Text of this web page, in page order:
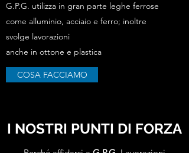
G.P.G. utilizza in gran parte leghe ferrose
come alluminio, acciaio e ferro; inoltre
svolge lavorazioni
anche in ottone e plastica
COSA FACCIAMO
I NOSTRI PUNTI DI FORZA